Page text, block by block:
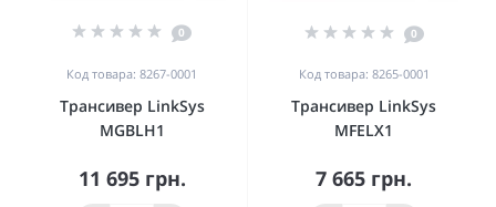
0
Код товара: 8267-0001
Трансивер LinkSys
MGBLH1
11 695 грн.
0
Код товара: 8265-0001
Трансивер LinkSys
MFELX1
7 665 грн.